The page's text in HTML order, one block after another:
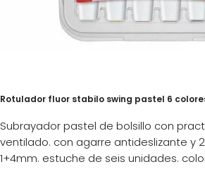
Rotulador fluor stabilo swing pastel 6
Subrayador pastel de bolsillo con
ventilado. con agarre antideslizante y
1+4mm. estuche de seis unidades.